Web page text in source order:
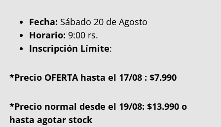
Fecha: Sábado 20 de Agosto
Horario: 9:00 rs.
Inscripción Límite:
*Precio OFERTA hasta el 17/08 : $7.990
*Precio normal desde el 19/08: $13.990 o
hasta agotar stock